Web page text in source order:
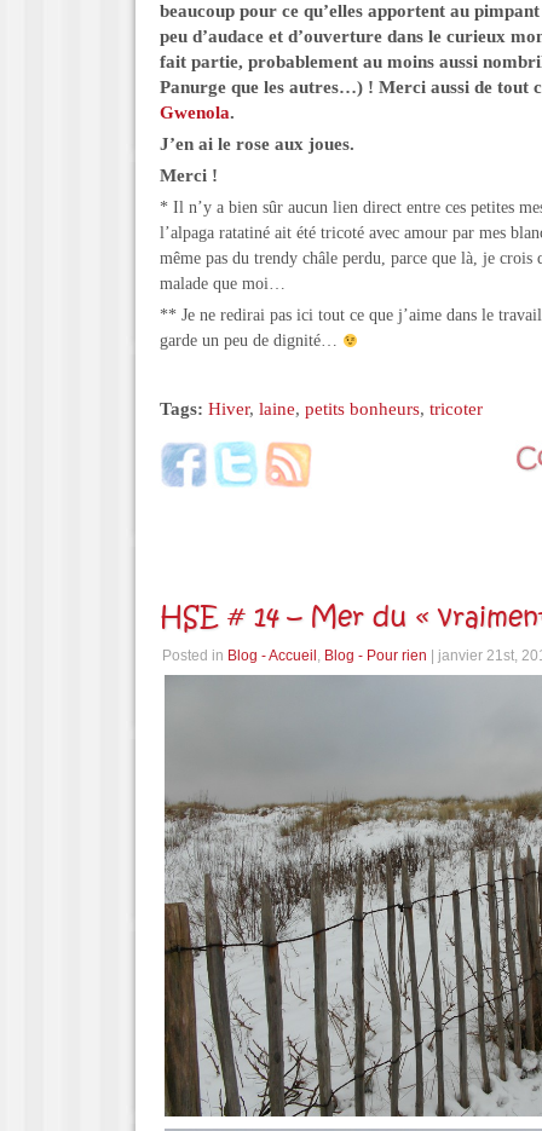
beaucoup pour ce qu’elles apportent au
peu d’audace et d’ouverture dans le curieux
fait partie, probablement au moins aussi
Panurge que les autres…) ! Merci aussi de tout
Gwenola.
J’en ai le rose aux joues.
Merci !
* Il n’y a bien sûr aucun lien direct entre ces petites
l’alpaga ratatiné ait été tricoté avec amour par mes
même pas du trendy châle perdu, parce que là, je crois
malade que moi…
** Je ne redirai pas ici tout ce que j’aime dans le
garde un peu de dignité…
Tags: Hiver, laine, petits bonheurs, tricoter
HSE # 14 – Mer du «
Posted in Blog - Accueil , Blog - Pour rien | janvier 21st,